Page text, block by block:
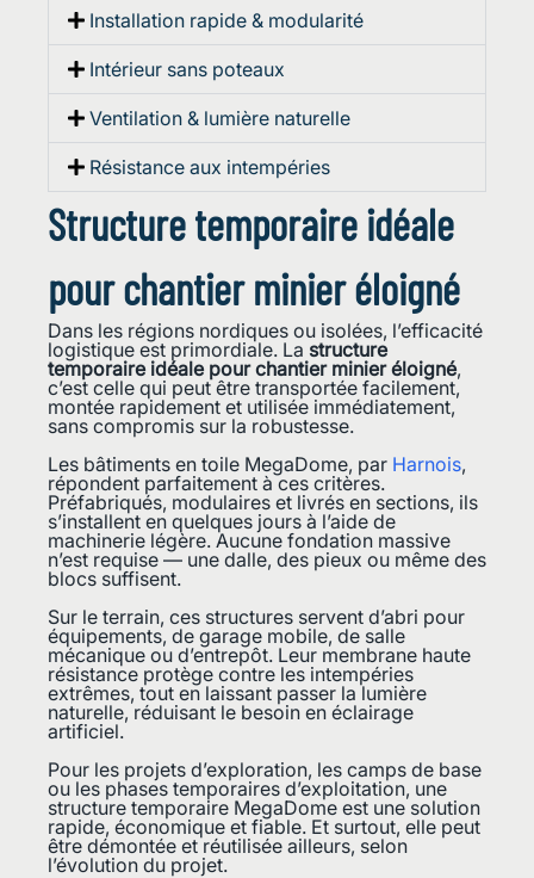
Installation rapide & modularité
Intérieur sans poteaux
Ventilation & lumière naturelle
Résistance aux intempéries
Structure temporaire idéale
pour chantier minier éloigné
Dans les régions nordiques ou isolées, l’efficacité
logistique est primordiale. La structure
temporaire idéale pour chantier minier éloigné,
c’est celle qui peut être transportée facilement,
montée rapidement et utilisée immédiatement,
sans compromis sur la robustesse.
Les bâtiments en toile MegaDome, par Harnois,
répondent parfaitement à ces critères.
Préfabriqués, modulaires et livrés en sections, ils
s’installent en quelques jours à l’aide de
machinerie légère. Aucune fondation massive
n’est requise — une dalle, des pieux ou même des
blocs suffisent.
Sur le terrain, ces structures servent d’abri pour
équipements, de garage mobile, de salle
mécanique ou d’entrepôt. Leur membrane haute
résistance protège contre les intempéries
extrêmes, tout en laissant passer la lumière
naturelle, réduisant le besoin en éclairage
artificiel.
Pour les projets d’exploration, les camps de base
ou les phases temporaires d’exploitation, une
structure temporaire MegaDome est une solution
rapide, économique et fiable. Et surtout, elle peut
être démontée et réutilisée ailleurs, selon
l’évolution du projet.